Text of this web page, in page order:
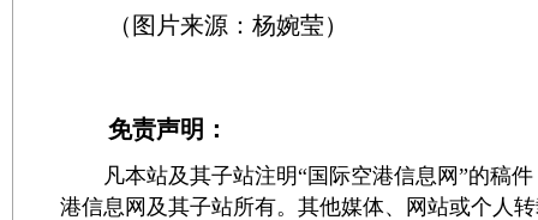
（图片来源：杨婉莹）
免责声明：
凡本站及其子站注明“国际空港信息网”的稿件
港信息网及其子站所有。其他媒体、网站或个人